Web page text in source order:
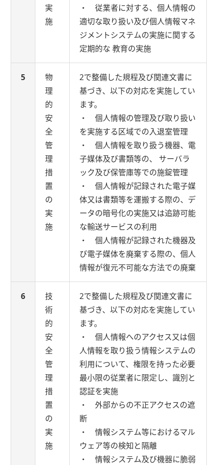
実
施
・ 従業者に対する、個人情報の
適切な取り扱い及び個人情報マネ
ジメントシステムの実施に関する
定期的な 教育の実施
5
物
理
的
安
全
管
理
措
置
の
実
施
2で整備した規程及び関連文書に
基づき、以下の対応を実施してい
ます。
・ 個人情報の管理及び取り扱い
を実施する区域での入退室管理
・ 個人情報を取り扱う機器、電
子媒体及び書類等の、 サーバラ
ック及び保管庫等での施錠管理
・ 個人情報が記録された電子媒
体又は書類等を運搬する際の、デ
ータの暗号化の実施又は追跡可能
な輸送サービスの利用
・ 個人情報が記録された機器及
び電子媒体を廃棄する際の、個人
情報が復元不可能な方法での廃棄
6
技
術
的
安
全
管
理
措
置
の
実
施
2で整備した規程及び関連文書に
基づき、以下の対応を実施してい
ます。
・ 個人情報へのアクセス又は個
人情報を取り扱う情報システムの
利用について、権限を持った必要
最小限の従業者に限定し、識別と
認証を実施
・ 外部からの不正アクセスの遮
断
・ 情報システム等におけるマル
ウェア等の検知と隔離
・ 情報システム及び機器に脆弱